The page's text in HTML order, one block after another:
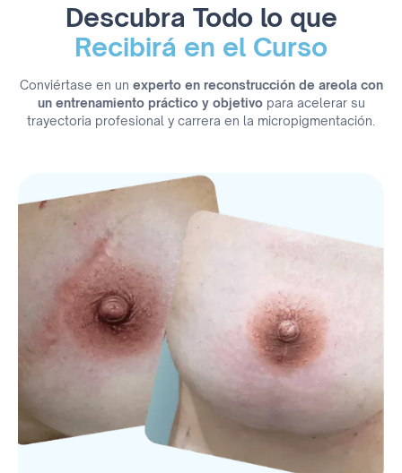
Descubra Todo lo que
Recibirá en el Curso
Conviértase en un experto en reconstrucción de areola con
un entrenamiento práctico y objetivopara acelerar su
trayectoria profesional y carrera en la micropigmentación.